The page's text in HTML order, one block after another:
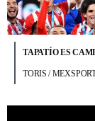
TAPATÍO ES
TORIS /